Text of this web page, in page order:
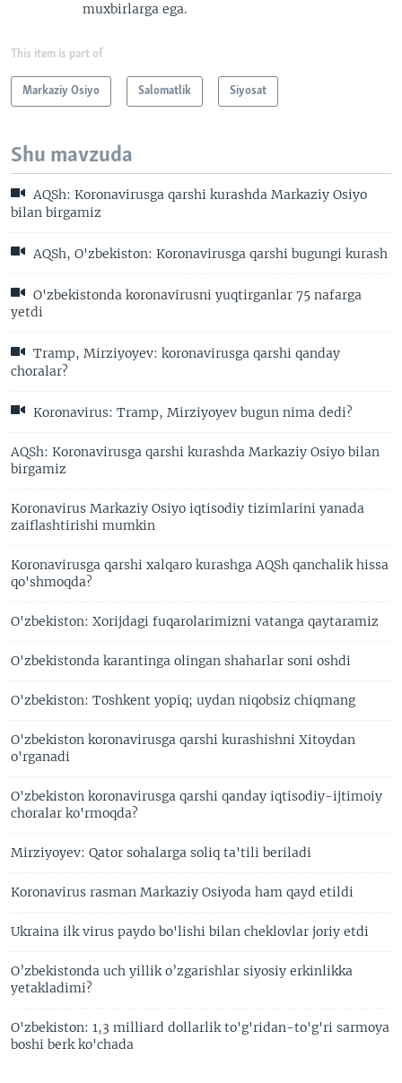
muxbirlarga ega.
This item is part of
Markaziy Osiyo Salomatlik Siyosat
Shu mavzuda
AQSh: Koronavirusga qarshi kurashda Markaziy Osiyo
bilan birgamiz
AQSh, O'zbekiston: Koronavirusga qarshi bugungi kurash
O'zbekistonda koronavirusni yuqtirganlar 75 nafarga
yetdi
Tramp, Mirziyoyev: koronavirusga qarshi qanday
choralar?
Koronavirus: Tramp, Mirziyoyev bugun nima dedi?
AQSh: Koronavirusga qarshi kurashda Markaziy Osiyo bilan
birgamiz
Koronavirus Markaziy Osiyo iqtisodiy tizimlarini yanada
zaiflashtirishi mumkin
Koronavirusga qarshi xalqaro kurashga AQSh qanchalik hissa
qo'shmoqda?
O'zbekiston: Xorijdagi fuqarolarimizni vatanga qaytaramiz
O'zbekistonda karantinga olingan shaharlar soni oshdi
O'zbekiston: Toshkent yopiq; uydan niqobsiz chiqmang
O'zbekiston koronavirusga qarshi kurashishni Xitoydan
o'rganadi
O'zbekiston koronavirusga qarshi qanday iqtisodiy-ijtimoiy
choralar ko'rmoqda?
Mirziyoyev: Qator sohalarga soliq ta'tili beriladi
Koronavirus rasman Markaziy Osiyoda ham qayd etildi
Ukraina ilk virus paydo bo'lishi bilan cheklovlar joriy etdi
O’zbekistonda uch yillik o’zgarishlar siyosiy erkinlikka
yetakladimi?
O'zbekiston: 1,3 milliard dollarlik to'g'ridan-to'g'ri sarmoya
boshi berk ko'chada